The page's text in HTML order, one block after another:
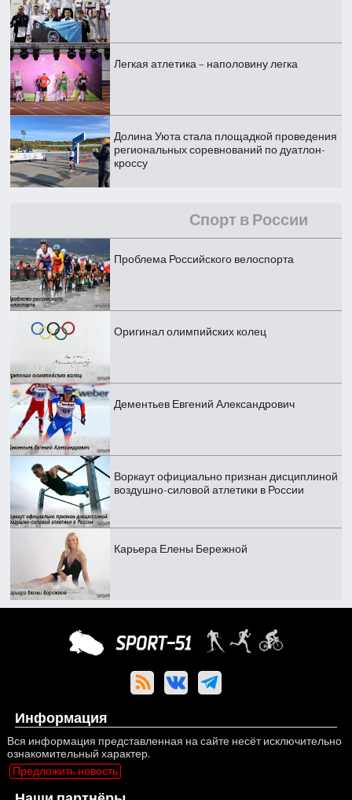
Легкая атлетика – наполовину легка
Долина Уюта стала площадкой проведения
региональных соревнований по дуатлон-
кроссу
Спорт в России
Проблема Российского велоспорта
Оригинал олимпийских колец
Дементьев Евгений Александрович
Воркаут официально признан дисциплиной
воздушно-силовой атлетики в России
Карьера Елены Бережной
Информация
Вся информация представленная на сайте несёт исключительно
ознакомительный характер.
Предложить новость